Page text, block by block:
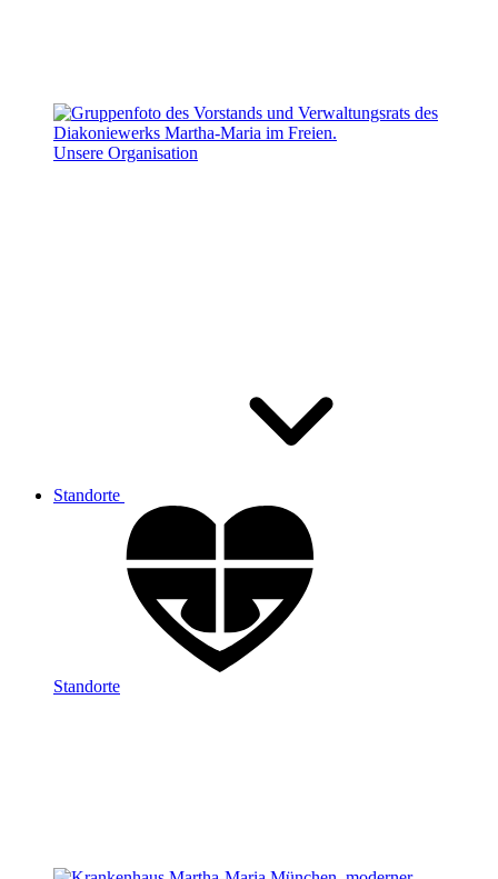
Unsere Organisation
Standorte
Standorte